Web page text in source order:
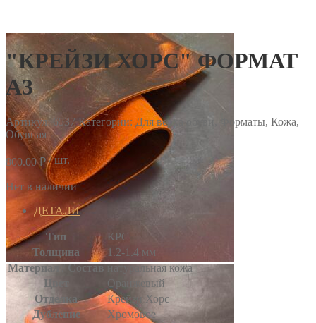
"КРЕЙЗИ ХОРС" ФОРМАТ
А3
Артикул: 6537 Категории: Для верха обуви, Форматы, Кожа,
Обувная
800.00₽/ шт.
Нет в наличии
ДЕТАЛИ
Тип
КРС
Толщина
1.2-1.4 мм
Материал / Состав натуральная кожа
Цвет
Оранжевый
Отделка
Крейзи Хорс
Дубление
Хромовое